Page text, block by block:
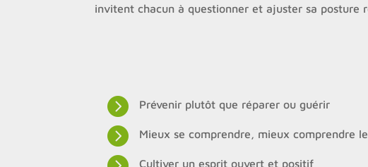
invitent chacun à questionner et ajuster sa posture
 Prévenir plutôt que réparer ou guérir
 Mieux se comprendre, mieux comprendre
Cultiver un esprit ouvert et positif